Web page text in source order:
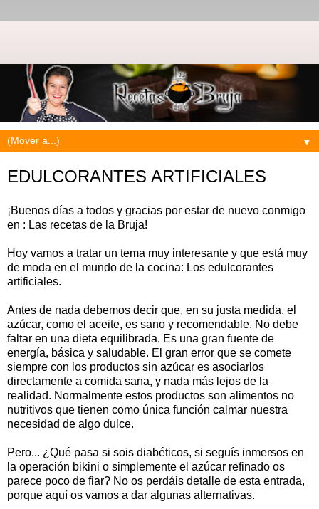
▼
EDULCORANTES ARTIFICIALES
¡Buenos días a todos y gracias por estar de nuevo conmigo
en : Las recetas de la Bruja!
Hoy vamos a tratar un tema muy interesante y que está muy
de moda en el mundo de la cocina: Los edulcorantes
artificiales.
Antes de nada debemos decir que, en su justa medida, el
azúcar, como el aceite, es sano y recomendable. No debe
faltar en una dieta equilibrada. Es una gran fuente de
energía, básica y saludable. El gran error que se comete
siempre con los productos sin azúcar es asociarlos
directamente a comida sana, y nada más lejos de la
realidad. Normalmente estos productos son alimentos no
nutritivos que tienen como única función calmar nuestra
necesidad de algo dulce.
Pero... ¿Qué pasa si sois diabéticos, si seguís inmersos en
la operación bikini o simplemente el azúcar refinado os
parece poco de fiar? No os perdáis detalle de esta entrada,
porque aquí os vamos a dar algunas alternativas.